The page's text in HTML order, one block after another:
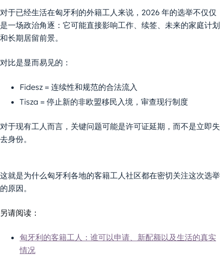
对于已经生活在匈牙利的外籍工人来说，2026 年的选举不仅仅
是一场政治角逐：它可能直接影响工作、续签、未来的家庭计划
和长期居留前景。
对比是显而易见的：
Fidesz = 连续性和规范的合法流入
Tisza = 停止新的非欧盟移民入境，审查现行制度
对于现有工人而言，关键问题可能是许可证延期，而不是立即失
去身份。
这就是为什么匈牙利各地的客籍工人社区都在密切关注这次选举
的原因。
另请阅读：
匈牙利的客籍工人：谁可以申请、新配额以及生活的真实
情况